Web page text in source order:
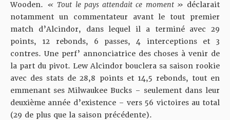
Wooden. « Tout le pays attendait ce moment » déclarait
notamment un commentateur avant le tout premier
match d’Alcindor, dans lequel il a terminé avec 29
points, 12 rebonds, 6 passes, 4 interceptions et 3
contres. Une perf’ annonciatrice des choses à venir de
la part du pivot. Lew Alcindor bouclera sa saison rookie
avec des stats de 28,8 points et 14,5 rebonds, tout en
emmenant ses Milwaukee Bucks – seulement dans leur
deuxième année d’existence – vers 56 victoires au total
(29 de plus que la saison précédente).